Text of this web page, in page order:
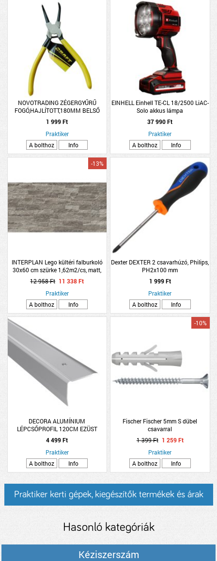
NOVOTRADING ZÉGERGYŰRŰ
FOGÓ,HAJLÍTOTT,180MM BELSŐ
1 999 Ft
Praktiker
A bolthoz
Info
EINHELL Einhell TE-CL 18/2500 LiAC-
Solo akkus lámpa
37 990 Ft
Praktiker
A bolthoz
Info
INTERPLAN Lego kültéri falburkoló
30x60 cm szürke 1,62m2/cs, matt,
fagyálló
-13%
12 958 Ft 11 338 Ft
Praktiker
A bolthoz
Info
Dexter DEXTER 2 csavarhúzó, Philips,
PH2x100 mm
1 999 Ft
Praktiker
A bolthoz
Info
DECORA ALUMÍNIUM
LÉPCSŐPROFIL 120CM EZÜST
ÁTMENŐ CSAVAROS ARBITON PS8
4 499 Ft
Praktiker
A bolthoz
Info
Fischer Fischer 5mm S dübel
csavarral
-10%
1 399 Ft 1 259 Ft
Praktiker
A bolthoz
Info
Praktiker kerti gépek, kiegészítők termékek és árak
Hasonló kategóriák
Kéziszerszám